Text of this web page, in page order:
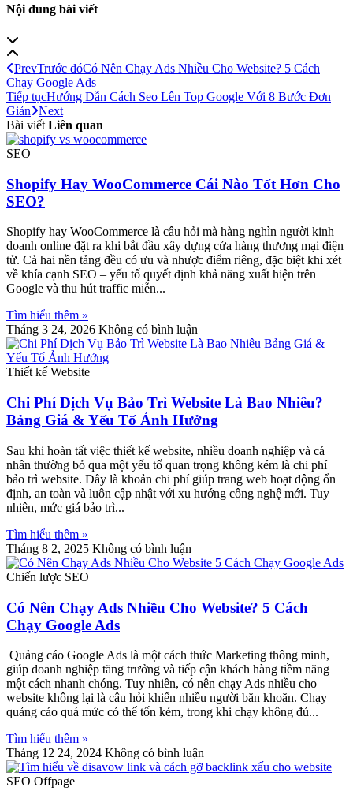
Nội dung bài viết
PrevTrước đóCó Nên Chạy Ads Nhiều Cho Website? 5 Cách
Chạy Google Ads
Tiếp tụcHướng Dẫn Cách Seo Lên Top Google Với 8 Bước Đơn
Giản
Next
Bài viết Liên quan
SEO
Shopify Hay WooCommerce Cái Nào Tốt Hơn Cho
SEO?
Shopify hay WooCommerce là câu hỏi mà hàng nghìn người kinh
doanh online đặt ra khi bắt đầu xây dựng cửa hàng thương mại điện
tử. Cả hai nền tảng đều có ưu và nhược điểm riêng, đặc biệt khi xét
về khía cạnh SEO – yếu tố quyết định khả năng xuất hiện trên
Google và thu hút traffic miễn
Tìm hiểu thêm »
Tháng 3 24, 2026 Không có bình luận
Thiết kế Website
Chi Phí Dịch Vụ Bảo Trì Website Là Bao Nhiêu?
Bảng Giá & Yếu Tố Ảnh Hưởng
Sau khi hoàn tất việc thiết kế website, nhiều doanh nghiệp và cá
nhân thường bỏ qua một yếu tố quan trọng không kém là chi phí
bảo trì website. Đây là khoản chi phí giúp trang web hoạt động ổn
định, an toàn và luôn cập nhật với xu hướng công nghệ mới. Tuy
nhiên, mức giá bảo trì
Tìm hiểu thêm »
Tháng 8 2, 2025 Không có bình luận
Chiến lược SEO
Có Nên Chạy Ads Nhiều Cho Website? 5 Cách
Chạy Google Ads
Quảng cáo Google Ads là một cách thức Marketing thông minh,
giúp doanh nghiệp tăng trưởng và tiếp cận khách hàng tiềm năng
một cách nhanh chóng. Tuy nhiên, có nên chạy Ads nhiều cho
website không lại là câu hỏi khiến nhiều người băn khoăn. Chạy
quảng cáo quá mức có thể tốn kém, trong khi chạy không đủ
Tìm hiểu thêm »
Tháng 12 24, 2024 Không có bình luận
SEO Offpage